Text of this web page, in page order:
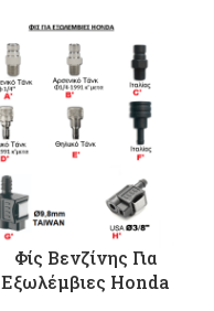
Φίς Βενζίνης Για
Εξωλέμβιες Honda